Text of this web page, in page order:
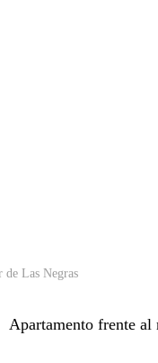
de Las Negras
Apartamento frente